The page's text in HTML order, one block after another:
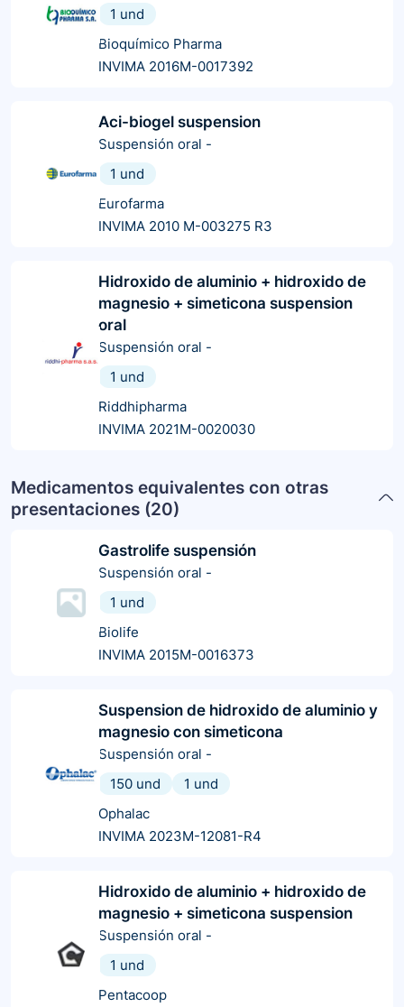
1 und
Bioquímico Pharma
INVIMA 2016M-0017392
Aci-biogel suspension
Suspensión oral -
1 und
Eurofarma
INVIMA 2010 M-003275 R3
Hidroxido de aluminio + hidroxido de
magnesio + simeticona suspension
oral
Suspensión oral -
1 und
Riddhipharma
INVIMA 2021M-0020030
Medicamentos equivalentes con otras
presentaciones (20)
Gastrolife suspensión
Suspensión oral -
1 und
Biolife
INVIMA 2015M-0016373
Suspension de hidroxido de aluminio y
magnesio con simeticona
Suspensión oral -
150 und
1 und
Ophalac
INVIMA 2023M-12081-R4
Hidroxido de aluminio + hidroxido de
magnesio + simeticona suspension
Suspensión oral -
1 und
Pentacoop